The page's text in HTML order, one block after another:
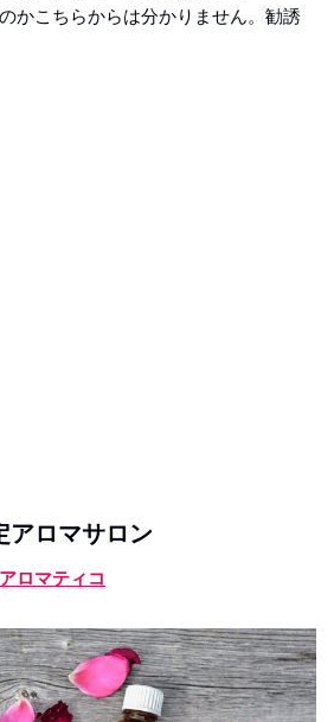
かこちらからは分かりません。勧誘
アロマサロン
ロマティコ